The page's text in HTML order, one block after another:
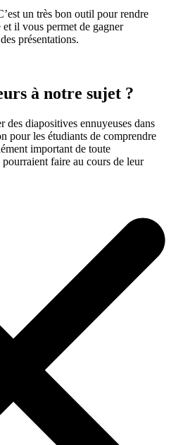
un très bon outil pour rendre
et il vous permet de gagner
présentations.
à notre sujet ?
diapositives ennuyeuses dans
pour les étudiants de comprendre
important de toute
faire au cours de leur